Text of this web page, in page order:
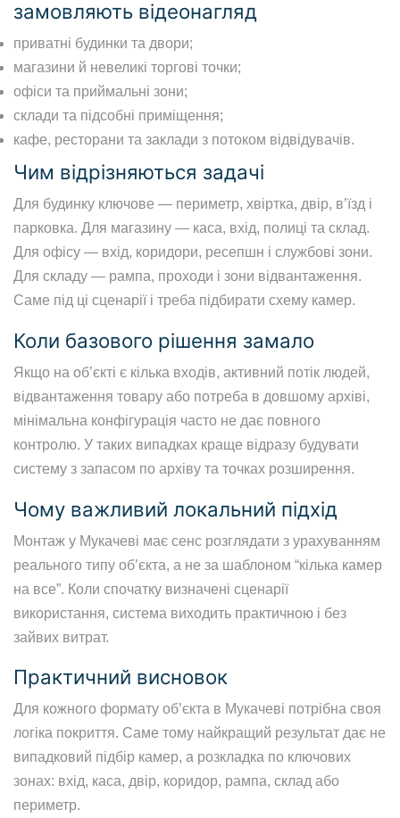
замовляють відеонагляд
приватні будинки та двори;
магазини й невеликі торгові точки;
офіси та приймальні зони;
склади та підсобні приміщення;
кафе, ресторани та заклади з потоком відвідувачів.
Чим відрізняються задачі
Для будинку ключове — периметр, хвіртка, двір, в’їзд і
парковка. Для магазину — каса, вхід, полиці та склад.
Для офісу — вхід, коридори, ресепшн і службові зони.
Для складу — рампа, проходи і зони відвантаження.
Саме під ці сценарії і треба підбирати схему камер.
Коли базового рішення замало
Якщо на об’єкті є кілька входів, активний потік людей,
відвантаження товару або потреба в довшому архіві,
мінімальна конфігурація часто не дає повного
контролю. У таких випадках краще відразу будувати
систему з запасом по архіву та точках розширення.
Чому важливий локальний підхід
Монтаж у Мукачеві має сенс розглядати з урахуванням
реального типу об’єкта, а не за шаблоном “кілька камер
на все”. Коли спочатку визначені сценарії
використання, система виходить практичною і без
зайвих витрат.
Практичний висновок
Для кожного формату об’єкта в Мукачеві потрібна своя
логіка покриття. Саме тому найкращий результат дає не
випадковий підбір камер, а розкладка по ключових
зонах: вхід, каса, двір, коридор, рампа, склад або
периметр.